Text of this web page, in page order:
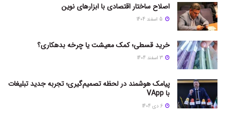
اصلاح ساختار اقتصادی با ابزارهای نوین
خرید قسطی؛ کمک معیشت یا چرخه بدهکاری؟
پیامک هوشمند در لحظه تصمیم‌گیری؛ تجربه جدید تبلیغات
با VApp